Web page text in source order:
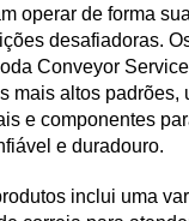
operar de forma
desafiadoras.
Conveyor
mais altos padrões,
e componentes
e duradouro.
inclui uma